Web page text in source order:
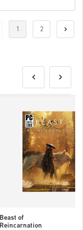
1 2
Beast of
Reincarnation